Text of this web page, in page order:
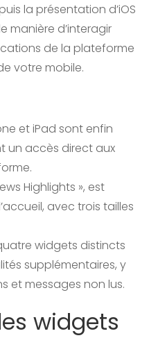
la présentation d’iOS
manière d’interagir
de la plateforme
votre mobile.
et iPad sont enfin
un accès direct aux
Highlights », est
avec trois tailles
widgets distincts
supplémentaires, y
et messages non lus.
widgets